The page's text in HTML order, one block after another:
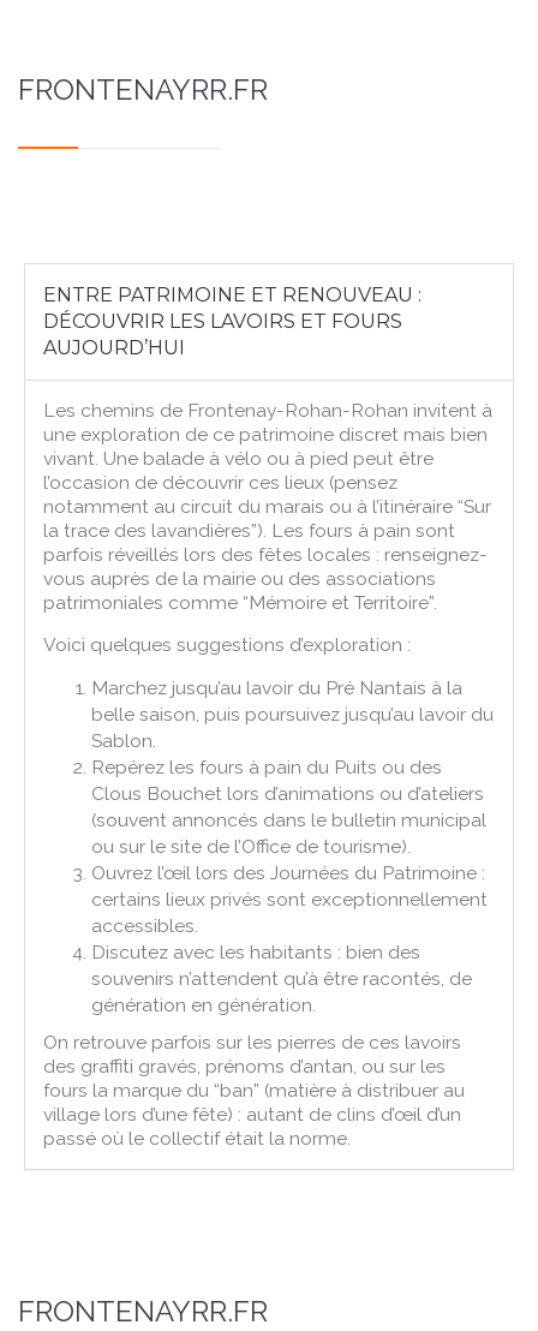
FRONTENAYRR.FR
ENTRE PATRIMOINE ET RENOUVEAU :
DÉCOUVRIR LES LAVOIRS ET FOURS
AUJOURD’HUI
Les chemins de Frontenay-Rohan-Rohan invitent à
une exploration de ce patrimoine discret mais bien
vivant. Une balade à vélo ou à pied peut être
l’occasion de découvrir ces lieux (pensez
notamment au circuit du marais ou à l’itinéraire “Sur
la trace des lavandières”). Les fours à pain sont
parfois réveillés lors des fêtes locales : renseignez-
vous auprès de la mairie ou des associations
patrimoniales comme “Mémoire et Territoire”.
Voici quelques suggestions d’exploration :
Marchez jusqu’au lavoir du Pré Nantais à la
belle saison, puis poursuivez jusqu’au lavoir du
Sablon.
Repérez les fours à pain du Puits ou des
Clous Bouchet lors d’animations ou d’ateliers
(souvent annoncés dans le bulletin municipal
ou sur le site de l’Office de tourisme).
Ouvrez l’œil lors des Journées du Patrimoine :
certains lieux privés sont exceptionnellement
accessibles.
Discutez avec les habitants : bien des
souvenirs n’attendent qu’à être racontés, de
génération en génération.
On retrouve parfois sur les pierres de ces lavoirs
des graffiti gravés, prénoms d’antan, ou sur les
fours la marque du “ban” (matière à distribuer au
village lors d’une fête) : autant de clins d’œil d’un
passé où le collectif était la norme.
FRONTENAYRR.FR